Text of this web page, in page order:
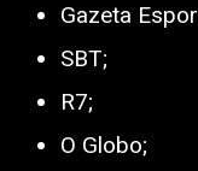
Gazeta
SBT;
R7;
O Globo;